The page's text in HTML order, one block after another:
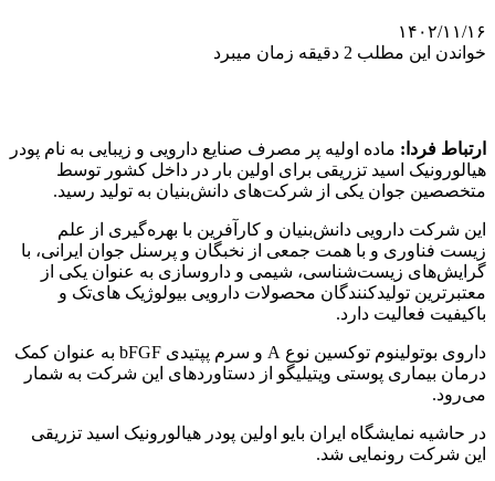
۱۴۰۲/۱۱/۱۶
خواندن این مطلب 2 دقیقه زمان میبرد
ارتباط فردا: ماده اولیه پر مصرف صنایع دارویی و زیبایی به نام پودر
هیالورونیک اسید تزریقی برای اولین بار در داخل کشور توسط
متخصصین جوان یکی از شرکت‌های دانش‌بنیان به تولید رسید.
این شرکت دارویی دانش‌بنیان و کارآفرین با بهره‌گیری از علم
زیست فناوری و با همت جمعی از نخبگان و پرسنل جوان ایرانی، با
گرایش‌های زیست‌شناسی، شیمی و داروسازی به عنوان یکی از
معتبرترین تولیدکنندگان محصولات دارویی بیولوژیک های‌تک و
باکیفیت فعالیت دارد.
داروی بوتولینوم توکسین نوع A و سرم پپتیدی bFGF به عنوان کمک
درمان بیماری پوستی ویتیلیگو از دستاوردهای این شرکت به شمار
می‌رود.
در حاشیه نمایشگاه ایران بایو اولین پودر هیالورونیک اسید تزریقی
این شرکت رونمایی شد.